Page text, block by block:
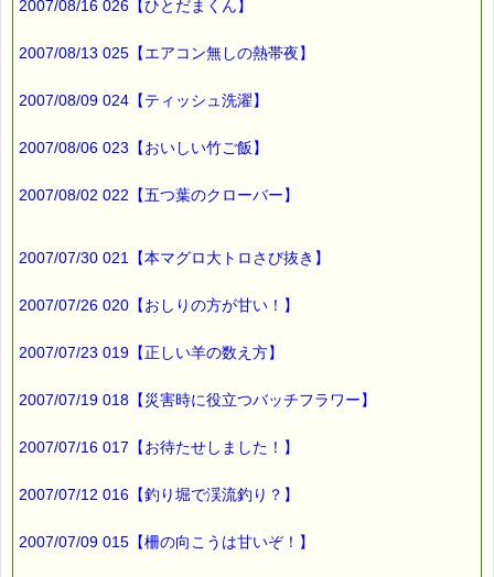
━━━━━━━━━━━━━━━━━━━━☆
よう手助けします
れます
▼残り２セット！！ ★メルマガ読者だけ フルセット 24% off
▼過去のオススメ情報
https://pass-thyme.com/shopping/1oshi.asp
━━━━☆
先日
2007/08/16 026【ひとだまくん】
2007/08/13 025【エアコン無しの熱帯夜】
2007/08/09 024【ティッシュ洗濯】
2007/08/06 023【おいしい竹ご飯】
2007/08/02 022【五つ葉のクローバー】
2007/07/30 021【本マグロ大トロさび抜き】
2007/07/26 020【おしりの方が甘い！】
2007/07/23 019【正しい羊の数え方】
2007/07/19 018【災害時に役立つバッチフラワー】
2007/07/16 017【お待たせしました！】
2007/07/12 016【釣り堀で渓流釣り？】
2007/07/09 015【柵の向こうは甘いぞ！】